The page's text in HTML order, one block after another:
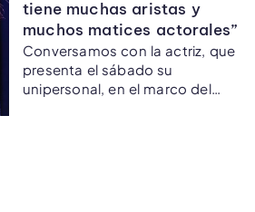
tiene muchas aristas y
muchos matices actorales”
Conversamos con la actriz, que
presenta el sábado su
unipersonal, en el marco del